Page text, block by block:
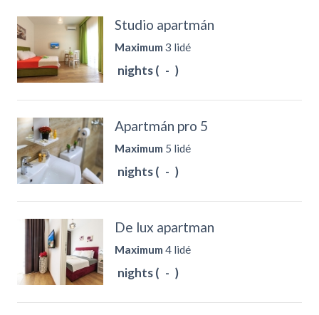
Studio apartmán
Maximum 3 lidé
nights ( - )
Apartmán pro 5
Maximum 5 lidé
nights ( - )
De lux apartman
Maximum 4 lidé
nights ( - )